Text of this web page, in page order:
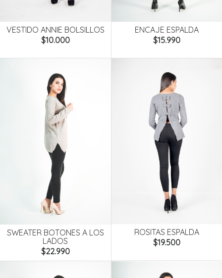
VESTIDO ANNIE BOLSILLOS
$10.000
ENCAJE ESPALDA
$15.990
SWEATER BOTONES A LOS
LADOS
$22.990
ROSITAS ESPALDA
$19.500